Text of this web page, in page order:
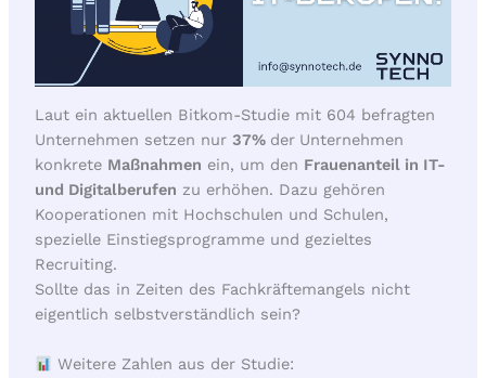
Laut ein aktuellen Bitkom-Studie mit 604 befragten
Unternehmen setzen nur 37% der Unternehmen
konkrete Maßnahmen ein, um den Frauenanteil in IT-
und Digitalberufen zu erhöhen. Dazu gehören
Kooperationen mit Hochschulen und Schulen,
spezielle Einstiegsprogramme und gezieltes
Recruiting.
Sollte das in Zeiten des Fachkräftemangels nicht
eigentlich selbstverständlich sein?
Weitere Zahlen aus der Studie: